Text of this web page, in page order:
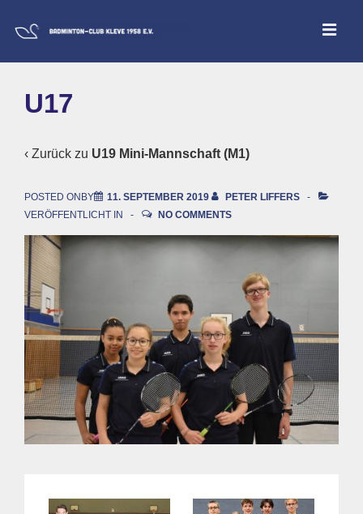
Zum
Navigation
U17
‹ Zurück zu U19 Mini-Mannschaft (M1)
POSTED ONBY 11. SEPTEMBER 2019
PETER LIFFERS
VERÖFFENTLICHT IN
NO COMMENTS